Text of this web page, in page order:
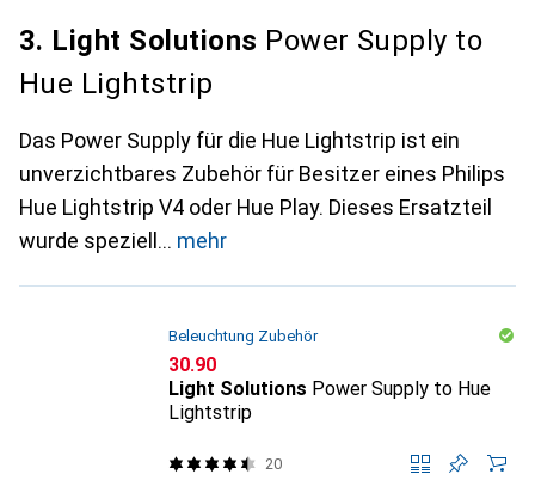
3. Light Solutions Power Supply to
Hue Lightstrip
Das Power Supply für die Hue Lightstrip ist ein
unverzichtbares Zubehör für Besitzer eines Philips
Hue Lightstrip V4 oder Hue Play. Dieses Ersatzteil
wurde speziell
mehr
Beleuchtung Zubehör
CHF
30.90
Light Solutions Power Supply to Hue
Lightstrip
20